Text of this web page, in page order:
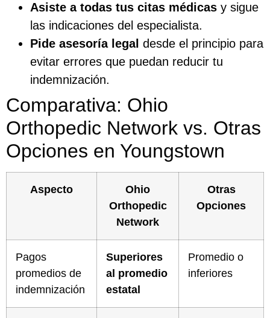
Asiste a todas tus citas médicas y sigue
las indicaciones del especialista.
Pide asesoría legal desde el principio para
evitar errores que puedan reducir tu
indemnización.
Comparativa: Ohio
Orthopedic Network vs. Otras
Opciones en Youngstown
Aspecto
Ohio
Orthopedic
Network
Otras
Opciones
Pagos
promedios de
indemnización
Superiores
al promedio
estatal
Promedio o
inferiores